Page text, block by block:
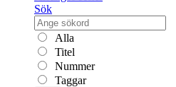
Sök
Alla
Titel
Nummer
Taggar